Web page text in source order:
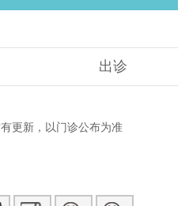
出诊
更新，以门诊公布为准